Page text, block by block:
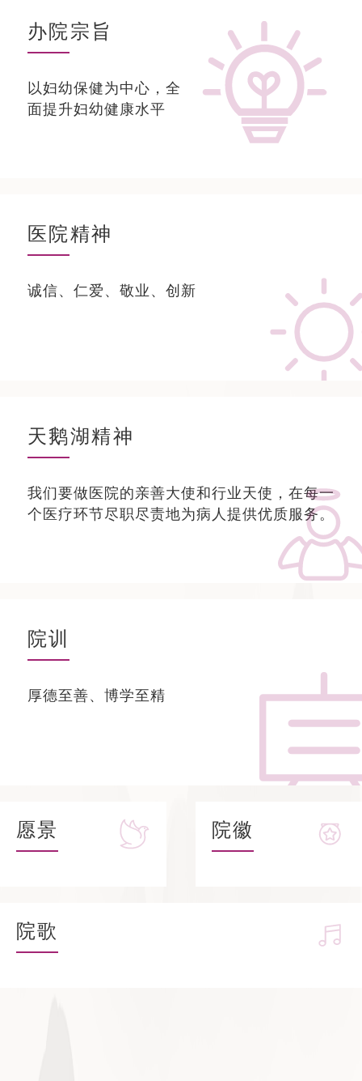
办院宗旨
以妇幼保健为中心，全
面提升妇幼健康水平
医院精神
诚信、仁爱、敬业、创新
天鹅湖精神
我们要做医院的亲善大使和行业天使，在每一
个医疗环节尽职尽责地为病人提供优质服务。
院训
厚德至善、博学至精
愿景 院徽
院歌